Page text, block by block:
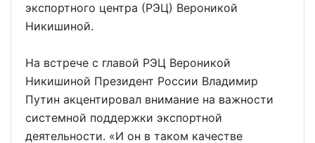
экспортного центра (РЭЦ) Вероникой
Никишиной.
На встрече с главой РЭЦ Вероникой
Никишиной Президент России Владимир
Путин акцентировал внимание на важности
системной поддержки экспортной
деятельности. «И он в таком качестве